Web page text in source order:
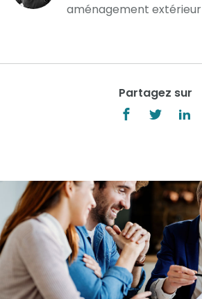
aménagement extérieur
Partagez sur